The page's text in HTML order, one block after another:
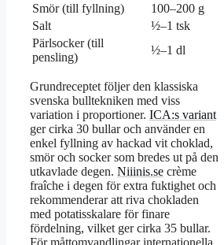
Smör (till fyllning)
100–200 g
Salt
½–1 tsk
Pärlsocker (till
pensling)
½–1 dl
Grundreceptet följer den klassiska
svenska bulltekniken med viss
variation i proportioner. ICA:s variant
ger cirka 30 bullar och använder en
enkel fyllning av hackad vit choklad,
smör och socker som bredes ut på den
utkavlade degen. Niiinis.se crème
fraîche i degen för extra fuktighet och
rekommenderar att riva chokladen
med potatisskalare för finare
fördelning, vilket ger cirka 35 bullar.
För måttomvandlingar internationella